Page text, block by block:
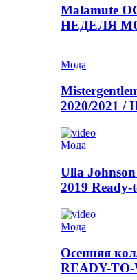
Malamute
НЕДЕЛЯ
Мода
2020/
Мода
Ulla
2019 Ready-
Мода
Осенняя
READY-